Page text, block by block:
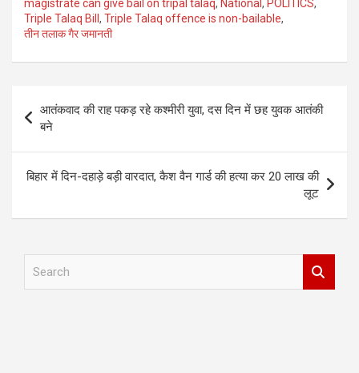
magistrate can give bail on tripal talaq, National , POLITICS,
Triple Talaq Bill , Triple Talaq offence is non-bailable,
तीन तलाक गैर जमानती
navigation
आतंकवाद की राह पकड़ रहे कश्मीरी युवा, दस दिन में छह युवक आतंकी
बने
बिहार में दिन-दहाड़े बड़ी वारदात, कैश वैन गार्ड की हत्‍या कर 20 लाख की
लूट